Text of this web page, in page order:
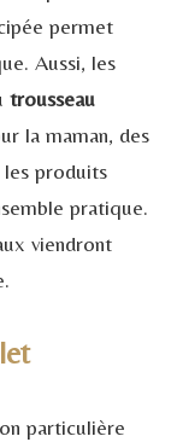
permet
Aussi, les
trousseau
la maman, des
produits
pratique.
viendront
particulière